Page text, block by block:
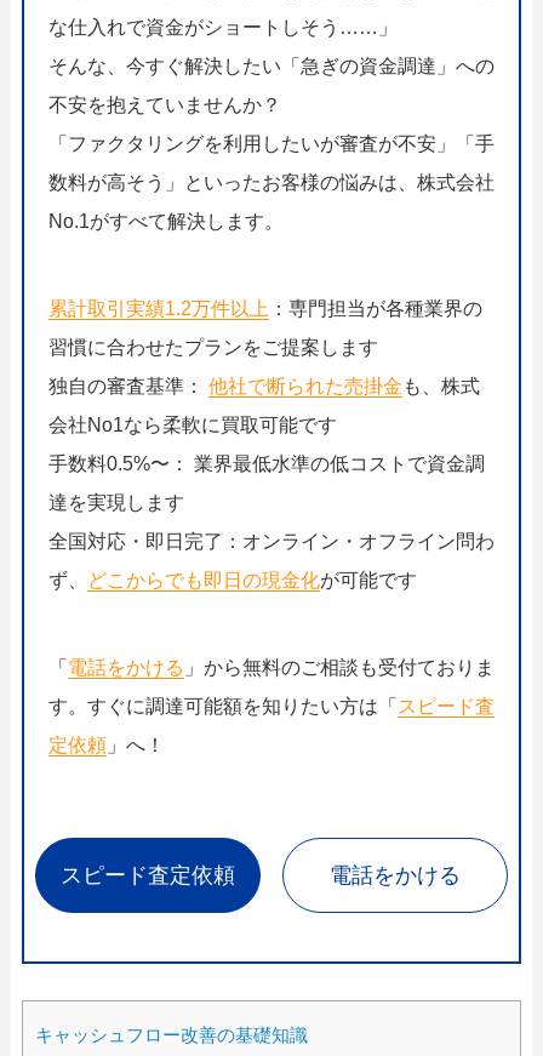
な仕入れで資金がショートしそう……」
そんな、今すぐ解決したい「急ぎの資金調達」への
不安を抱えていませんか？
「ファクタリングを利用したいが審査が不安」「手
数料が高そう」といったお客様の悩みは、株式会社
No.1がすべて解決します。
累計取引実績1.2万件以上 ：専門担当が各種業界の
習慣に合わせたプランをご提案します
独自の審査基準： 他社で断られた売掛金 も、株式
会社No1なら柔軟に買取可能です
手数料0.5%〜： 業界最低水準の低コストで資金調
達を実現します
全国対応・即日完了：オンライン・オフライン問わ
ず、
どこからでも即日の現金化が可能です
「 電話をかける 」から無料のご相談も受付ておりま
す。すぐに調達可能額を知りたい方は「 スピード査
定依頼」へ！
スピード査定依頼 電話をかける
キャッシュフロー改善の基礎知識